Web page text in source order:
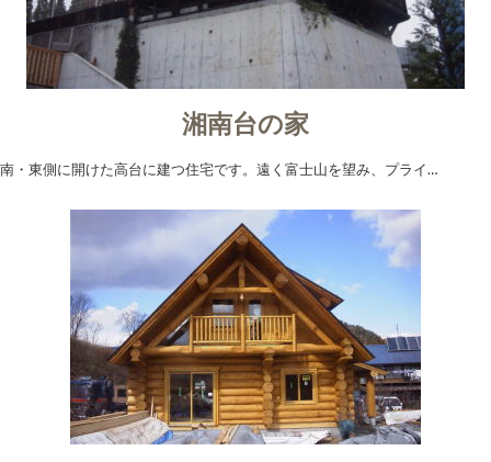
湘南台の家
南・東側に開けた高台に建つ住宅です。遠く富士山を望み、プライ…